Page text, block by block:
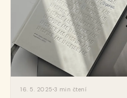
16. 5. 2025 3 min čtení